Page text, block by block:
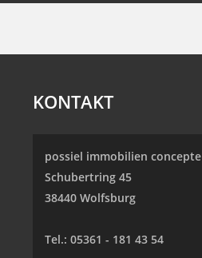
KONTAKT
possiel immobilien concepte
Schubertring 45
38440 Wolfsburg
Tel.: 05361 - 181 43 54